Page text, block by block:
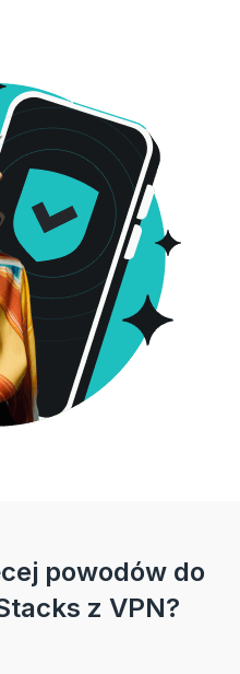
powodów do
z VPN?